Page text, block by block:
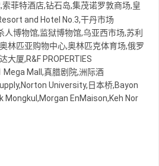
菲特酒店,钻石岛,集茂诺罗敦商场,皇
and Hotel No.3,干丹市场
人博物馆,监狱博物馆,乌亚西市场,苏利
林匹亚购物中心,奥林匹克体育场,俄罗
大厦,R&F PROPERTIES
Mega Mall,真腊剧院,洲际酒
University,日本桥,Bayon
Mongkul,Morgan EnMaison,Keh Nor